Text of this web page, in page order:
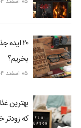
20
بخریم؟
۰۵ اسفند ۱۴۰۴
بهترین
که